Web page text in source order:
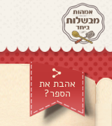
אהבת את
הספר?